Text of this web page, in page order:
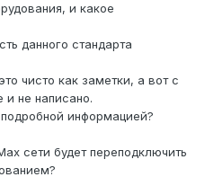
и какое
данного стандарта
чисто как заметки, а вот с
и не написано.
информацией?
сети будет переподключить